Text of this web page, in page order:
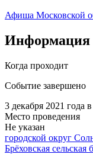
Афиша Московской
Информация
Когда проходит
Событие завершено
3 декабря 2021 года
Место проведения
Не указан
городской округ
Брёховская